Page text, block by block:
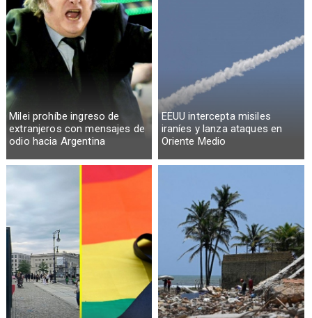
Milei prohíbe ingreso de
extranjeros con mensajes de
odio hacia Argentina
EEUU intercepta misiles
iraníes y lanza ataques en
Oriente Medio